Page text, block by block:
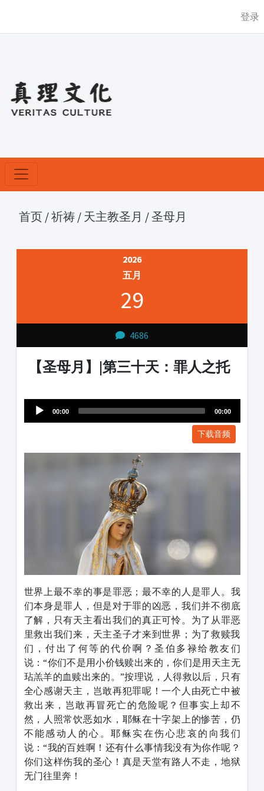
登录
首页 /祈祷 / 天主教圣月 /圣母月
2026
五月
29
4686
【圣母月】|第三十天：罪人之托
Player
00:00 00:00
下载音频
世界上最不幸的事是罪恶；最不幸的人是罪人。我
们本身是罪人，但是对于罪的凶恶，我们并不彻底
了解，只有天主看出我们的真正可怜。为了从罪恶
里救出我们来，天主圣子才来到世界；为了救赎我
们，付出了何等的代价啊？圣伯多禄给教友们
说：“你们不是用小价钱赎出来的，你们是用天主无
玷羔羊的血赎出来的。”按理说，人得救以后，只有
全心感谢天主，岂敢再犯罪呢！一个人由死亡中被
救出来，岂敢再冒死亡的危险呢？但事实上却不
然，人照常饮恶如水，耶稣在十字架上的惨苦，仍
不能感动人的心。耶稣实在伤心悲哀的向我们
说：“我的百姓啊！还有什么事情我没有为你作呢？
你们这样伤我的圣心！真是天堂有路人不走，地狱
无门往里奔！